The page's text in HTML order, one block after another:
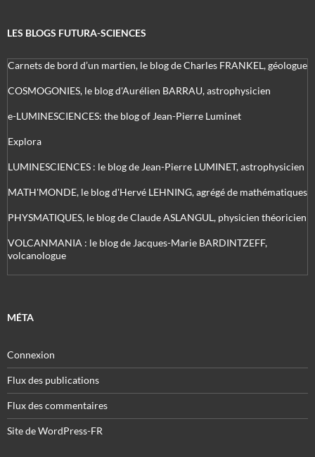
LES BLOGS FUTURA-SCIENCES
Carnets de bord d’un martien, le blog de Charles FRANKEL, géologue
COSMOGONIES, le blog d'Aurélien BARRAU, astrophysicien
e-LUMINESCIENCES: the blog of Jean-Pierre Luminet
Explora
LUMINESCIENCES : le blog de Jean-Pierre LUMINET, astrophysicien
MATH'MONDE, le blog d'Hervé LEHNING, agrégé de mathématiques
PHYSMATIQUES, le blog de Claude ASLANGUL, physicien théoricien
VOLCANMANIA : le blog de Jacques-Marie BARDINTZEFF,
volcanologue
MÉTA
Connexion
Flux des publications
Flux des commentaires
Site de WordPress-FR